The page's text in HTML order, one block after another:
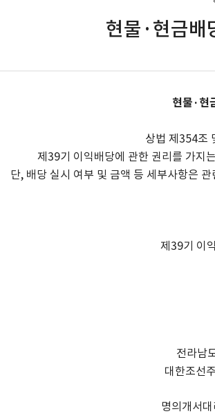
현물·현금배
현물·현
상법 제354조
제39기 이익배당에 관한 권리를 가지
단, 배당 실시 여부 및 금액 등 세부사항은
제39기 이
전라남
대한조선
명의개서